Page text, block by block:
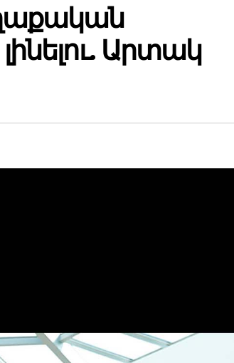
Արտակ